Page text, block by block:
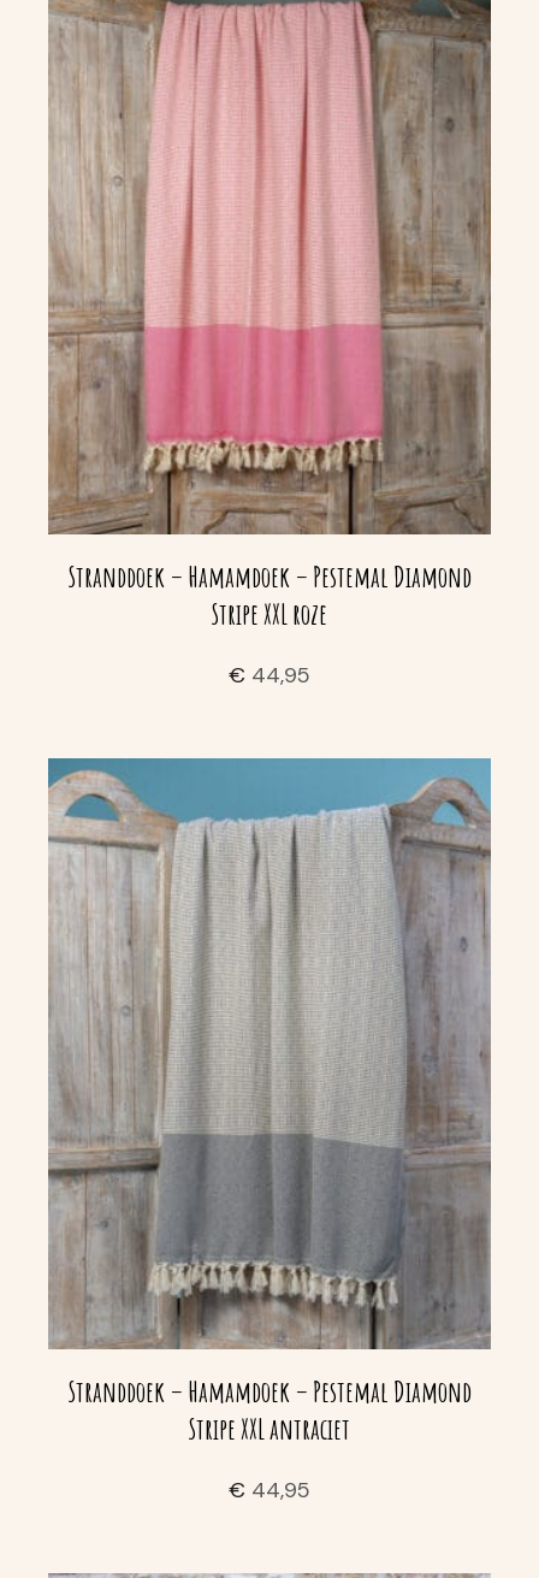
Stranddoek – Hamamdoek – Pestemal Diamond
Stripe XXL roze
€ 44,95
Stranddoek – Hamamdoek – Pestemal Diamond
Stripe XXL antraciet
€ 44,95